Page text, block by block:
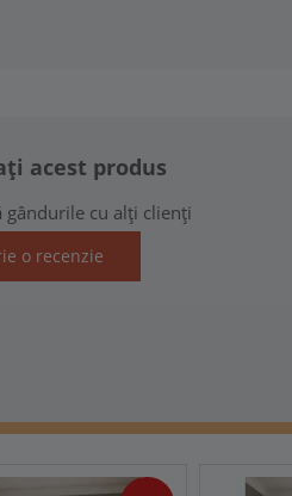
acest produs
gândurile cu alți clienți
o recenzie